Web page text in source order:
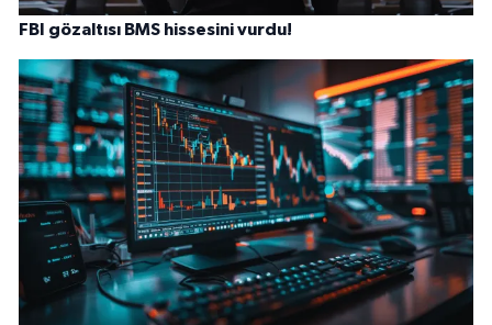
FBI gözaltısı BMS hissesini vurdu!